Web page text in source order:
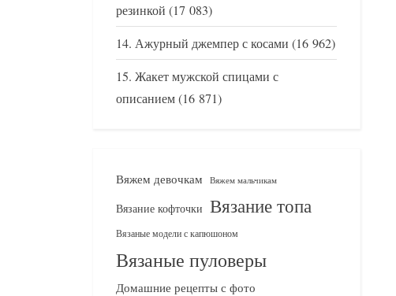
резинкой (17 083)
Ажурный джемпер с косами (16 962)
Жакет мужской спицами с
описанием(16 871)
Вяжем девочкам Вяжем мальчикам
Вязание кофточки Вязание топа
Вязаные модели с капюшоном
Вязаные пуловеры
Домашние рецепты с фото